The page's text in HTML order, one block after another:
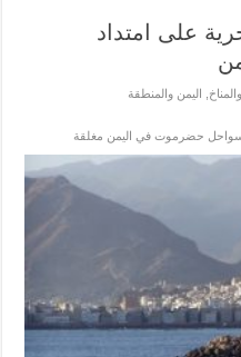
على امتداد
اليمن والمنطقة
سواحل حضرموت في اليمن مغلقة